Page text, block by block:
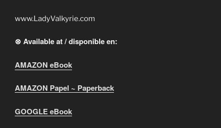
www.LadyValkyrie.com
⊗ Available at / disponible en:
AMAZON eBook
AMAZON Papel ~ Paperback
GOOGLE eBook